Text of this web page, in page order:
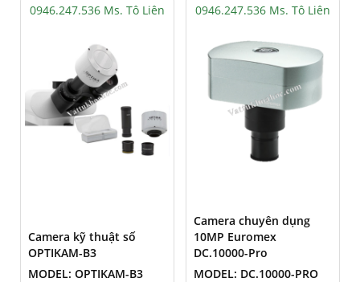
0946.247.536 Ms. Tô Liên
Camera kỹ thuật số
OPTIKAM-B3
MODEL: OPTIKAM-B3
0946.247.536 Ms. Tô Liên
Camera chuyên dụng
10MP Euromex
DC.10000-Pro
MODEL: DC.10000-PRO